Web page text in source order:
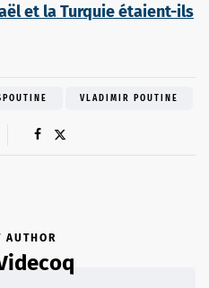
et la Turquie étaient-ils
VLADIMIR POUTINE
AUTHOR